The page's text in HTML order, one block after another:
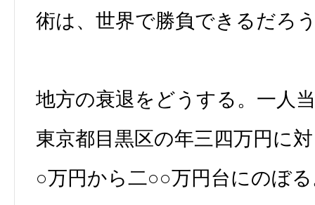
術は、世界で勝負できるだろ
地方の衰退をどうする。一人
東京都目黒区の年三四万円に
○万円から二○○万円台にのぼ